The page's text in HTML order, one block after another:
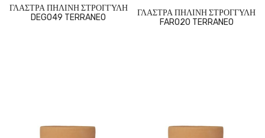
ΓΛΑΣΤΡΑ ΠΗΛΙΝΗ ΣΤΡΟΓΓΥΛΗ
DEGO49 TERRANEO
ΓΛΑΣΤΡΑ ΠΗΛΙΝΗ ΣΤΡΟΓΓΥΛΗ
FARO20 TERRANEO